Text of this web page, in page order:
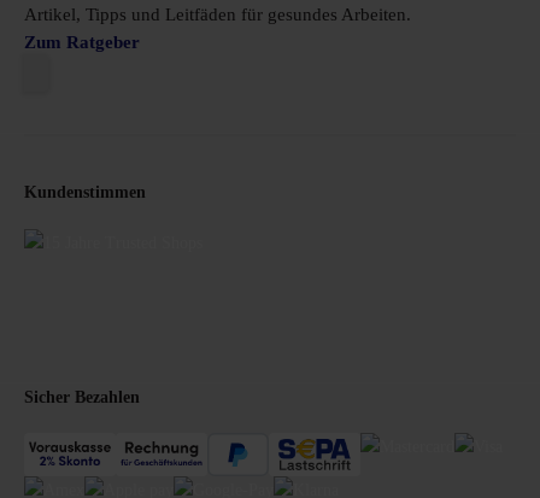
Artikel, Tipps und Leitfäden für gesundes Arbeiten.
Zum Ratgeber
Kundenstimmen
Sicher Bezahlen